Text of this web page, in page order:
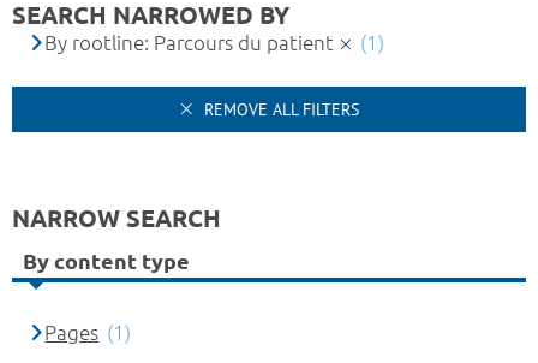
SEARCH NARROWED BY
By rootline: Parcours du patient (1)
REMOVE ALL FILTERS
NARROW SEARCH
By content type
Pages (1)